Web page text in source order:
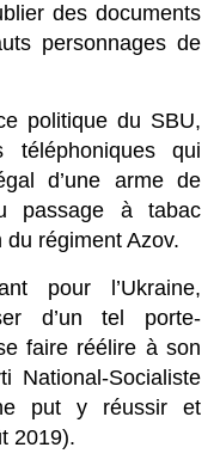
des documents
personnages de
politique du SBU,
téléphoniques qui
d’une arme de
passage à tabac
du régiment Azov.
pour l’Ukraine,
d’un tel porte-
faire réélire à son
National-Socialiste
put y réussir et
2019).